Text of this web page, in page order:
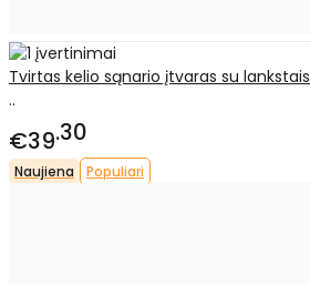
Tvirtas kelio sąnario įtvaras su lankstais
..
€39 30
Naujiena Populiari